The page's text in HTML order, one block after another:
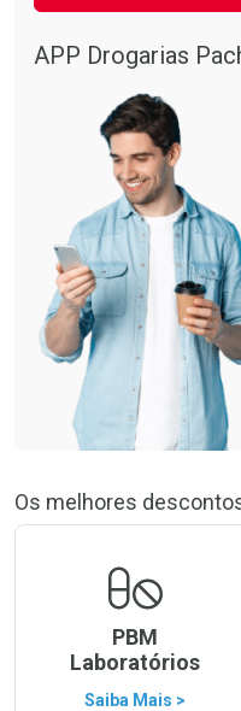
APP Drogarias
Os melhores
PBM
Laboratórios
Saiba Mais >